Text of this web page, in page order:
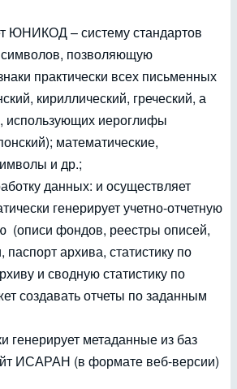
ЮНИКОД – систему стандартов
позволяющую
практически всех письменных
кириллический, греческий, а
использующих иероглифы
математические,
и др.;
данных: и осуществляет
генерирует учетно-отчетную
(описи фондов, реестры описей,
паспорт архива, статистику по
и сводную статистику по
создавать отчеты по заданным
генерирует метаданные из баз
ИСАРАН (в формате веб-версии)